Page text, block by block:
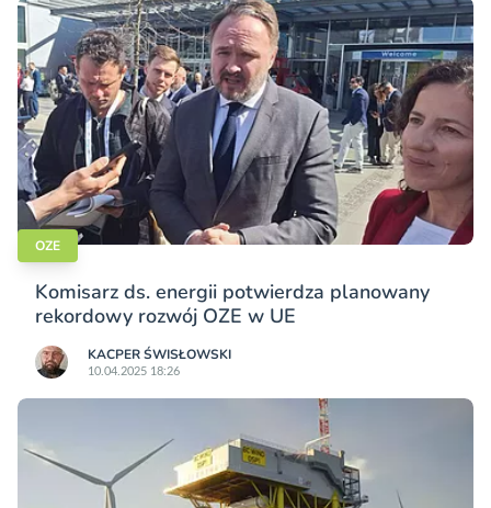
OZE
Komisarz ds. energii potwierdza planowany
rekordowy rozwój OZE w UE
KACPER ŚWISŁO­WSKI
10.04.2025 18:26